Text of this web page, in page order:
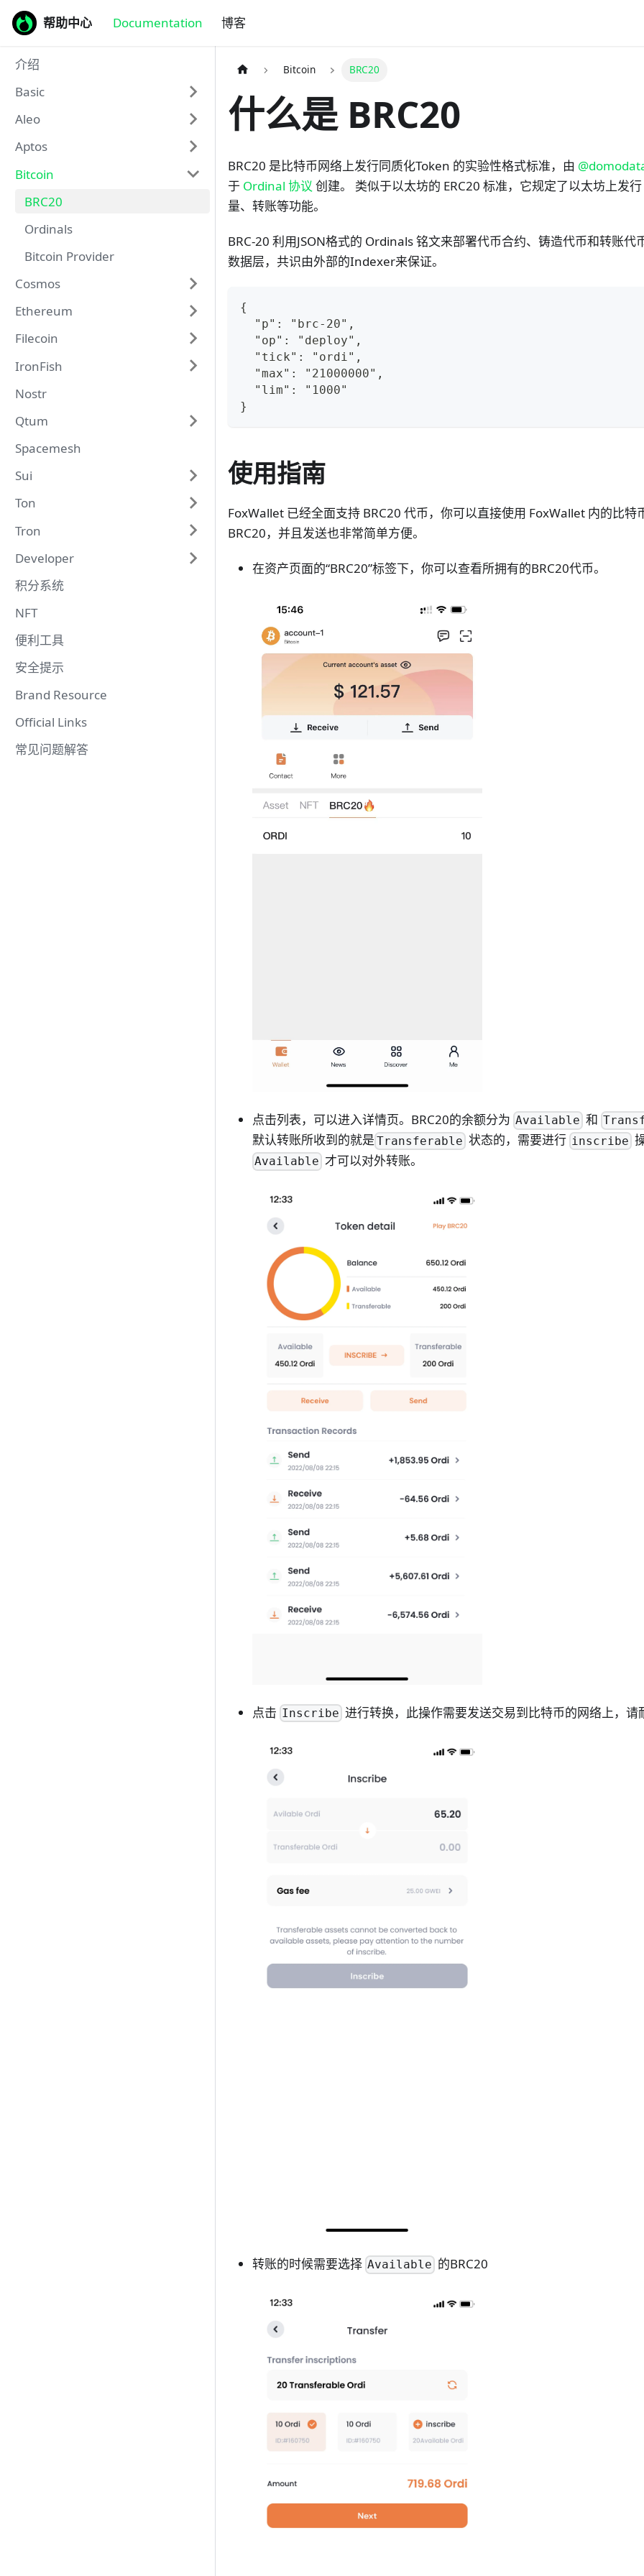
帮助中心 Documentation 博客
介绍
Basic
Aleo
Aptos
Bitcoin
BRC20
Ordinals
Bitcoin Provider
Cosmos
Ethereum
Filecoin
IronFish
Nostr
Qtum
Spacemesh
Sui
Ton
Tron
Developer
积分系统
NFT
便利工具
安全提示
Brand Resource
Official Links
常见问题解答
Bitcoin BRC20
什么是 BRC20
BRC20 是比特币网络上发行同质化Token 的实验性格式标准，由
于 Ordinal 协议 创建。 类似于以太坊的 ERC20 标准，它规定了以太坊上发
量、转账等功能。
BRC-20 利用JSON格式的 Ordinals 铭文来部署代币合约、铸造代币和转账代
数据层，共识由外部的Indexer来保证。
{
  "p": "brc-20",
  "op": "deploy",
  "tick": "ordi",
  "max": "21000000",
  "lim": "1000"
}
使用指南
FoxWallet 已经全面支持 BRC20 代币，你可以直接使用 FoxWallet 内的比特
BRC20，并且发送也非常简单方便。
在资产页面的“BRC20”标签下，你可以查看所拥有的BRC20代币。
点击列表，可以进入详情页。BRC20的余额分为 Available 和
默认转账所收到的就是 Transferable 状态的，需要进行 inscribe
Available 才可以对外转账。
点击 Inscribe 进行转换，此操作需要发送交易到比特币的网络上，请
转账的时候需要选择 Available 的BRC20